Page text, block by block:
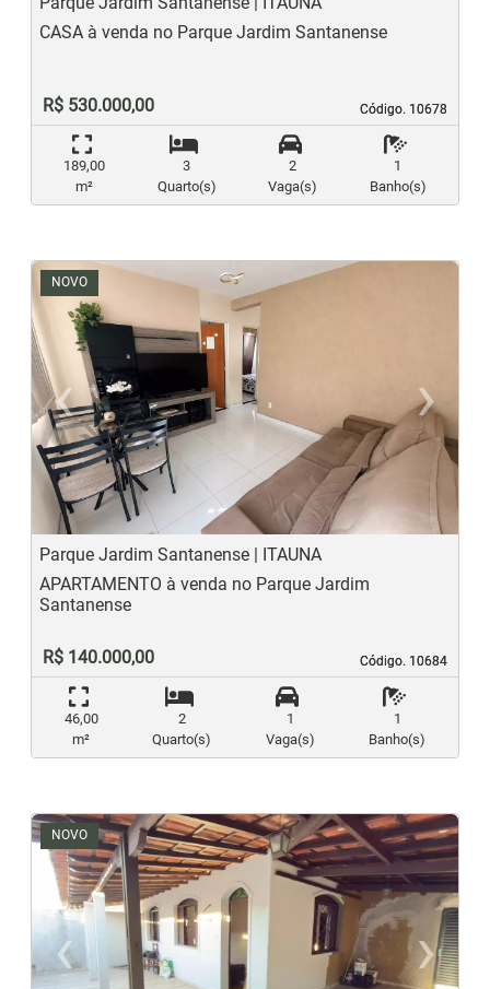
Código. 10678
Código. 10678
CASA à venda no Parque Jardim Santanense
R$ 530.000,00
189,00
m²
3
Quarto(s)
2
Vaga(s)
1
Banho(s)
NOVO
‹
Previous
›
Parque Jardim Santanense | ITAUNA
Código. 10684
Código. 10684
APARTAMENTO à venda no Parque Jardim
Santanense
R$ 140.000,00
46,00
m²
2
Quarto(s)
1
Vaga(s)
1
Banho(s)
NOVO
‹ ›